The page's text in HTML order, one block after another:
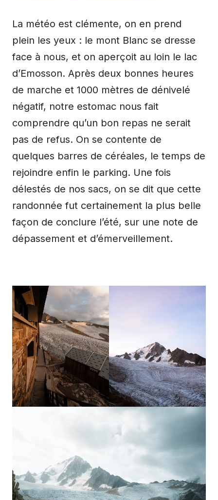
La météo est clémente, on en prend
plein les yeux : le mont Blanc se dresse
face à nous, et on aperçoit au loin le lac
d’Emosson. Après deux bonnes heures
de marche et 1000 mètres de dénivelé
négatif, notre estomac nous fait
comprendre qu’un bon repas ne serait
pas de refus. On se contente de
quelques barres de céréales, le temps de
rejoindre enfin le parking. Une fois
délestés de nos sacs, on se dit que cette
randonnée fut certainement la plus belle
façon de conclure l’été, sur une note de
dépassement et d’émerveillement.